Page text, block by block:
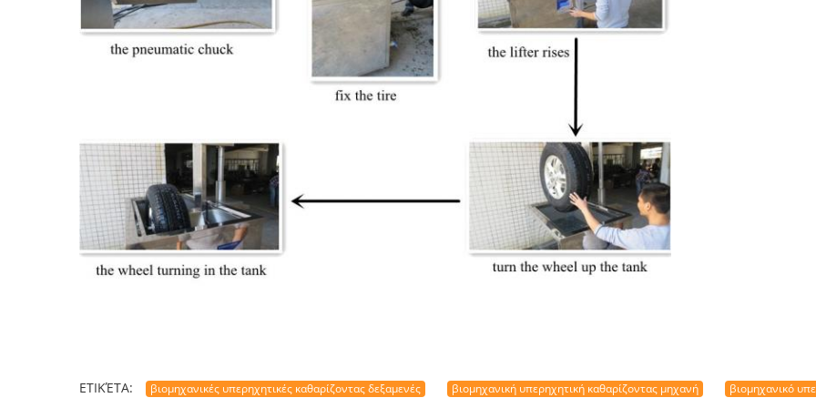
ΕΤΙΚΈΤΑ: βιομηχανικές υπερηχητικές καθαρίζοντας δεξαμενές βιομηχανική υπερηχητική καθαρίζοντας μηχανή βιομηχανικό